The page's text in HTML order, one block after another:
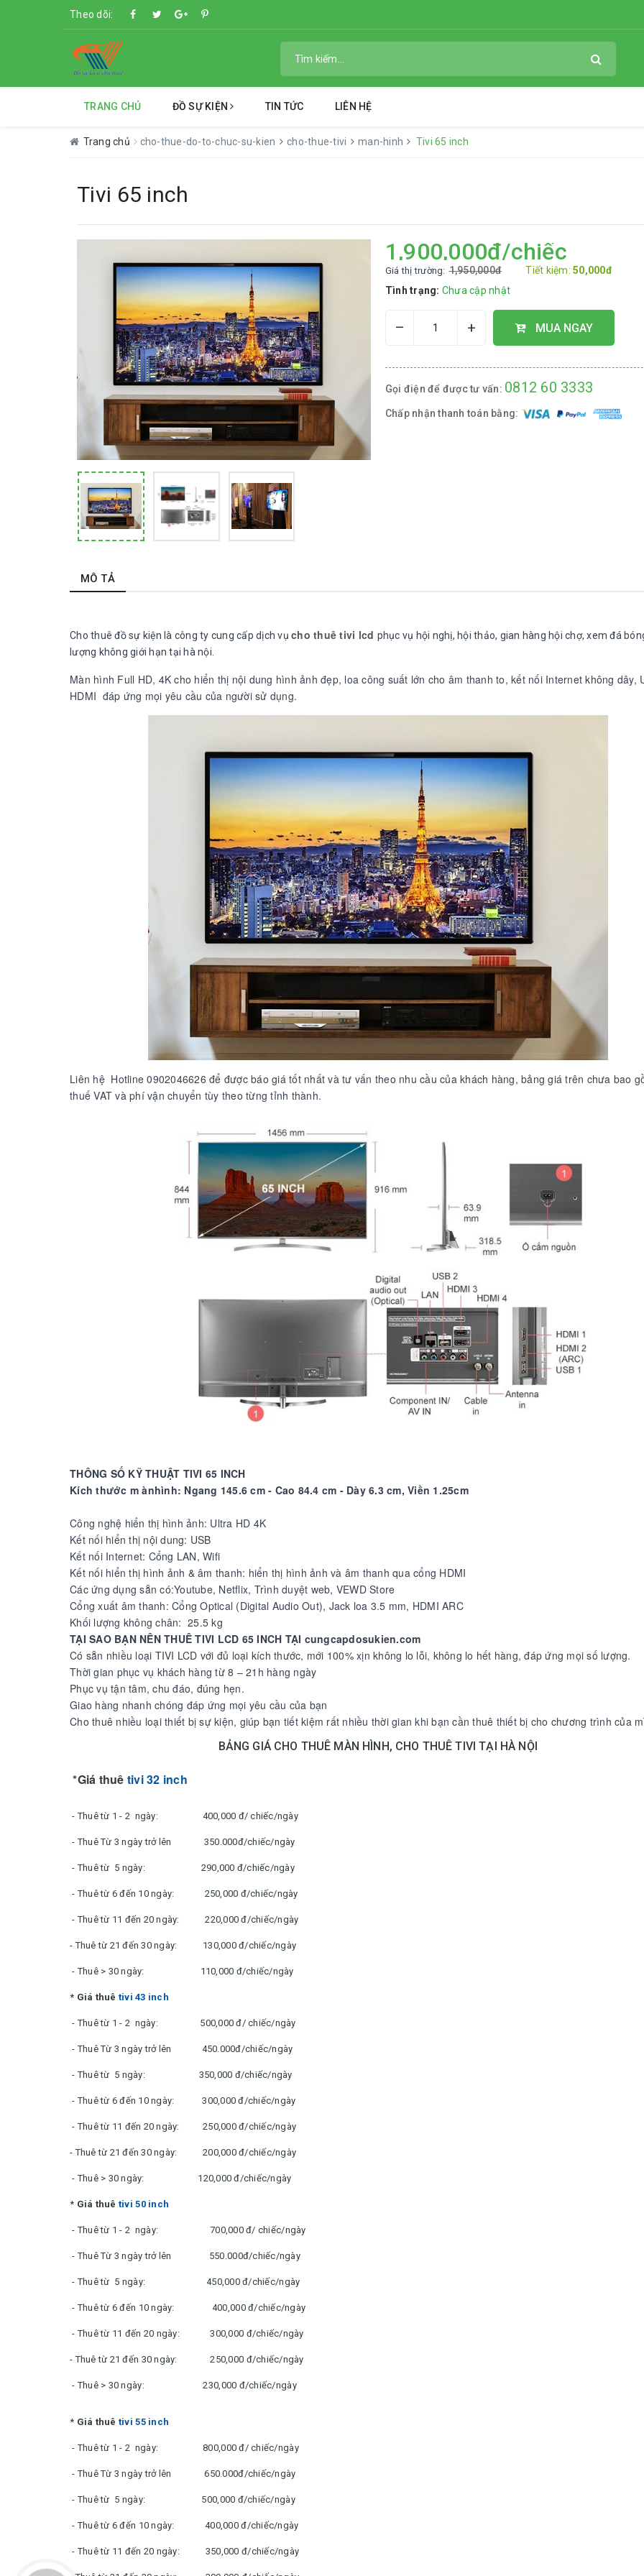
Theo dõi:
TRANG CHỦ ĐỒ SỰ KIỆN TIN TỨC LIÊN HỆ
Trang chủ cho-thue-do-to-chuc-su-kien cho-thue-tivi man-hinh Tivi 65 inch
Tivi 65 inch
1,900,000đ/chiếc
Giá thị trường: 1,950,000đ Tiết kiệm: 50,000đ
Tình trạng: Chưa cập nhật
– + MUA NGAY
Gọi điện để được tư vấn: 0812 60 3333
Chấp nhận thanh toán bằng:
MÔ TẢ
Cho thuê đồ sự kiện là công ty cung cấp dịch vụ cho thuê tivi lcd phục vụ hội nghị, hội thảo, gian hàng hội chợ, xem đá
lượng không giới hạn tại hà nội.
Màn hình Full HD, 4K cho hiển thị nội dung hình ảnh đẹp, loa công suất lớn cho âm thanh to, kết nối Internet không dây,
HDMI đáp ứng mọi yêu cầu của người sử dụng.
Liên hệ Hotline 0902046626 để được báo giá tốt nhất và tư vấn theo nhu cầu của khách hàng, bảng giá trên chưa bao
thuế VAT và phí vận chuyển tùy theo từng tỉnh thành.
THÔNG SỐ KỸ THUẬT TIVI 65 INCH
Kích thước m ànhình: Ngang 145.6 cm - Cao 84.4 cm - Dày 6.3 cm, Viền 1.25cm
Công nghệ hiển thị hình ảnh: Ultra HD 4K
Kết nối hiển thị nội dung: USB
Kết nối Internet: Cổng LAN, Wifi
Kết nối hiển thị hình ảnh & âm thanh: hiển thị hình ảnh và âm thanh qua cổng HDMI
Các ứng dụng sẵn có:Youtube, Netflix, Trình duyệt web, VEWD Store
Cổng xuất âm thanh: Cổng Optical (Digital Audio Out), Jack loa 3.5 mm, HDMI ARC
Khối lượng không chân: 25.5 kg
TẠI SAO BẠN NÊN THUÊ TIVI LCD 65 INCH TẠI cungcapdosukien.com
Có sẵn nhiều loại TIVI LCD với đủ loại kích thước, mới 100% xịn không lo lỗi, không lo hết hàng, đáp ứng mọi số lượng.
Thời gian phục vụ khách hàng từ 8 – 21h hàng ngày
Phục vụ tận tâm, chu đáo, đúng hẹn.
Giao hàng nhanh chóng đáp ứng mọi yêu cầu của bạn
Cho thuê nhiều loại thiết bị sự kiện, giúp bạn tiết kiệm rất nhiều thời gian khi bạn cần thuê thiết bị cho chương trình của
BẢNG GIÁ CHO THUÊ MÀN HÌNH, CHO THUÊ TIVI TẠI HÀ NỘI
*Giá thuê tivi 32 inch
- Thuê từ 1 - 2 ngày: 400,000 đ/ chiếc/ngày
- Thuê Từ 3 ngày trở lên 350.000đ/chiếc/ngày
- Thuê từ 5 ngày: 290,000 đ/chiếc/ngày
- Thuê từ 6 đến 10 ngày: 250,000 đ/chiếc/ngày
- Thuê từ 11 đến 20 ngày: 220,000 đ/chiếc/ngày
- Thuê từ 21 đến 30 ngày: 130,000 đ/chiếc/ngày
- Thuê > 30 ngày: 110,000 đ/chiếc/ngày
* Giá thuê tivi 43 inch
- Thuê từ 1 - 2 ngày: 500,000 đ/ chiếc/ngày
- Thuê Từ 3 ngày trở lên 450.000đ/chiếc/ngày
- Thuê từ 5 ngày: 350,000 đ/chiếc/ngày
- Thuê từ 6 đến 10 ngày: 300,000 đ/chiếc/ngày
- Thuê từ 11 đến 20 ngày: 250,000 đ/chiếc/ngày
- Thuê từ 21 đến 30 ngày: 200,000 đ/chiếc/ngày
- Thuê > 30 ngày: 120,000 đ/chiếc/ngày
* Giá thuê tivi 50 inch
- Thuê từ 1 - 2 ngày: 700,000 đ/ chiếc/ngày
- Thuê Từ 3 ngày trở lên 550.000đ/chiếc/ngày
- Thuê từ 5 ngày: 450,000 đ/chiếc/ngày
- Thuê từ 6 đến 10 ngày: 400,000 đ/chiếc/ngày
- Thuê từ 11 đến 20 ngày: 300,000 đ/chiếc/ngày
- Thuê từ 21 đến 30 ngày: 250,000 đ/chiếc/ngày
- Thuê > 30 ngày: 230,000 đ/chiếc/ngày
* Giá thuê tivi 55 inch
- Thuê từ 1 - 2 ngày: 800,000 đ/ chiếc/ngày
- Thuê Từ 3 ngày trở lên 650.000đ/chiếc/ngày
- Thuê từ 5 ngày: 500,000 đ/chiếc/ngày
- Thuê từ 6 đến 10 ngày: 400,000 đ/chiếc/ngày
- Thuê từ 11 đến 20 ngày: 350,000 đ/chiếc/ngày